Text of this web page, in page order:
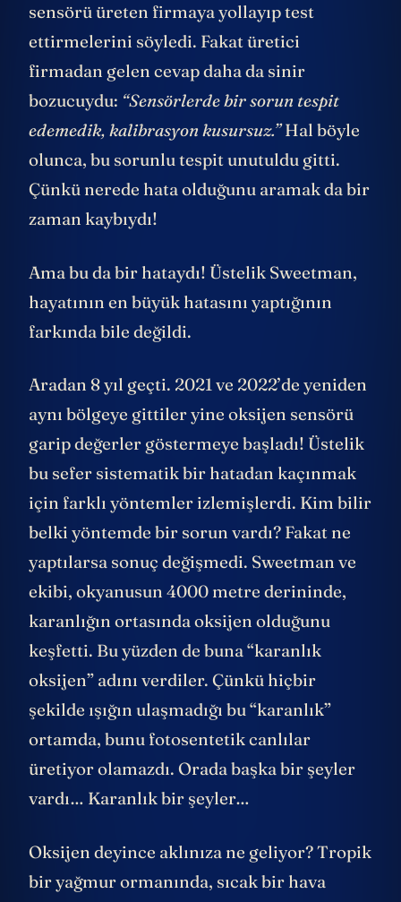
sensörü üreten firmaya yollayıp test
ettirmelerini söyledi. Fakat üretici
firmadan gelen cevap daha da sinir
bozucuydu: “Sensörlerde bir sorun tespit
edemedik, kalibrasyon kusursuz.”Hal böyle
olunca, bu sorunlu tespit unutuldu gitti.
Çünkü nerede hata olduğunu aramak da bir
zaman kaybıydı!
Ama bu da bir hataydı! Üstelik Sweetman,
hayatının en büyük hatasını yaptığının
farkında bile değildi.
Aradan 8 yıl geçti. 2021 ve 2022’de yeniden
aynı bölgeye gittiler yine oksijen sensörü
garip değerler göstermeye başladı! Üstelik
bu sefer sistematik bir hatadan kaçınmak
için farklı yöntemler izlemişlerdi. Kim bilir
belki yöntemde bir sorun vardı? Fakat ne
yaptılarsa sonuç değişmedi. Sweetman ve
ekibi, okyanusun 4000 metre derininde,
karanlığın ortasında oksijen olduğunu
keşfetti. Bu yüzden de buna “karanlık
oksijen” adını verdiler. Çünkü hiçbir
şekilde ışığın ulaşmadığı bu “karanlık”
ortamda, bunu fotosentetik canlılar
üretiyor olamazdı. Orada başka bir şeyler
vardı… Karanlık bir şeyler…
Oksijen deyince aklınıza ne geliyor? Tropik
bir yağmur ormanında, sıcak bir hava